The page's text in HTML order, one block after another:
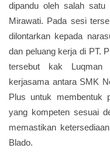
dipandu oleh salah
Mirawati. Pada sesi
dilontarkan kepada
dan peluang kerja di PT.
tersebut kak Luqman
kerjasama antara SMK
Plus untuk membentuk
yang kompeten sesuai
memastikan
Blado.